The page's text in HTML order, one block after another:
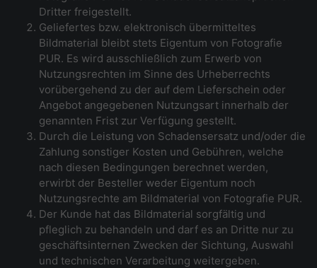
Dritter freigestellt.
Geliefertes bzw. elektronisch übermitteltes
Bildmaterial bleibt stets Eigentum von Fotografie
PUR. Es wird ausschließlich zum Erwerb von
Nutzungsrechten im Sinne des Urheberrechts
vorübergehend zu der auf dem Lieferschein oder
Angebot angegebenen Nutzungsart innerhalb der
genannten Frist zur Verfügung gestellt.
Durch die Leistung von Schadensersatz und/oder die
Zahlung sonstiger Kosten und Gebühren, welche
nach diesen Bedingungen berechnet werden,
erwirbt der Besteller weder Eigentum noch
Nutzungsrechte am Bildmaterial von Fotografie PUR.
Der Kunde hat das Bildmaterial sorgfältig und
pfleglich zu behandeln und darf es an Dritte nur zu
geschäftsinternen Zwecken der Sichtung, Auswahl
und technischen Verarbeitung weitergeben.